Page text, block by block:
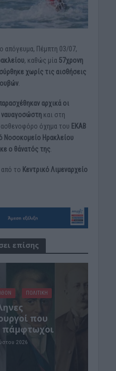
απόγευμα, Πέμπτη 03/07,
, καθώς μία 57χρονη
χωρίς τις αισθήσεις
.
αρχικά οι
ναυαγοσώστη και στη
όχημα του ΕΚΑΒ
Νοσοκομείο Ηρακλείου
ο θάνατός της.
από το Κεντρικό Λιμεναρχείο
επίσης
ΠΟΛΙΤΙΚΗ
που
πάμφτωχοι
2026